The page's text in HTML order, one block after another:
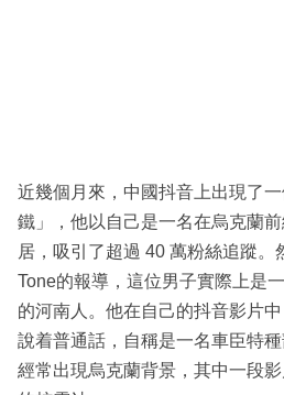
區
近幾個月來，中國抖音上出現了
鐵」，他以自己是一名在烏克蘭
居，吸引了超過 40 萬粉絲追蹤。
Tone的報導，這位男子實際上是
的河南人。他在自己的抖音影片
說着普通話，自稱是一名車臣特
經常出現烏克蘭背景，其中一段